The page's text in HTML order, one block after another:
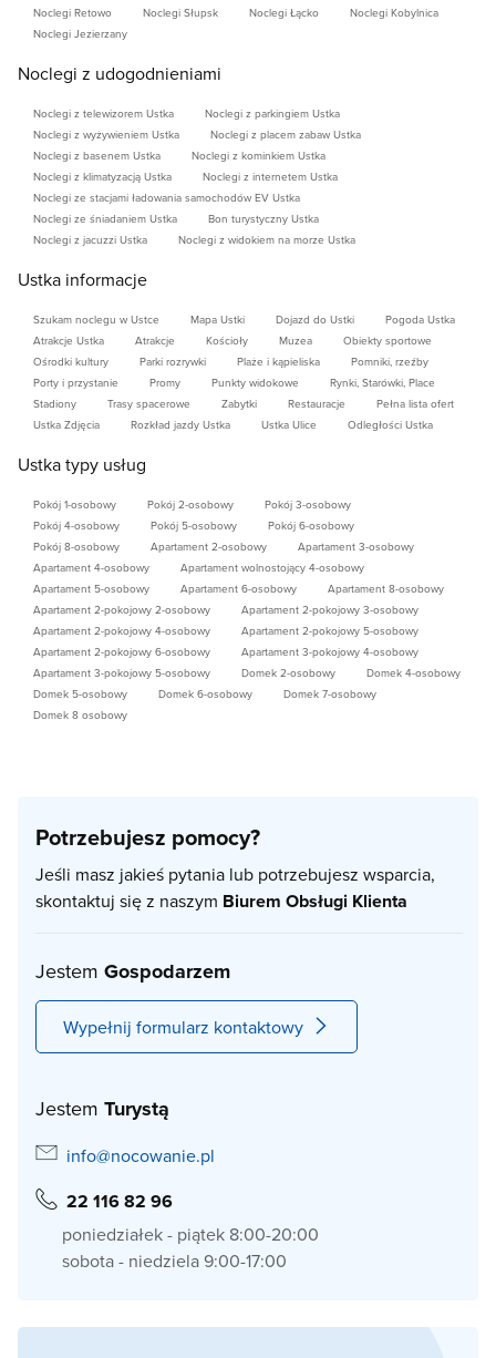
Telewizor,
ANEKS KUCHENNY:
Płyta indukcyjna,
Mikrofalówka,
Lodówka,
Czajnik elektryczny,
Ekspres do kawy przelewowy,
Naczynia ( talerze, miska, szklanki, sztućce, tłuczek,
tarka, łopatka drewniana etc.).
ŁAZIENKA:
WC,
Prysznic,
Umywalka,
WYPOSAŻENIE DODATKOWE:
Pościel,
Parawan plażowy,
Suszarka do ubrań.
WIKA 1 - ul. Ustecka 13, 76-270 Przewłoka,
(poz.geogr. 54.577884,16.90224)
Cennik:
Maj, czerwiec ( do 20.06., z wyłączeniem długich
weekendów), wrzesień
(cena dotyczy max. 5 osób, cena dotyczy pobytów co
najmniej 3 - dniowych).
Cennik WIKA 1 ( domki 4 - 5 osobowe):
20 - 30 czerwca:
200 zł / doba
30 czerwca - 15 lipca:
Noclegi Retowo
Noclegi Słupsk Noclegi Łącko
Noclegi Kobylnica
Noclegi Jezierzany
Noclegi z udogodnieniami
Noclegi z telewizorem Ustka
Noclegi z parkingiem Ustka
Noclegi z wyżywieniem Ustka
Noclegi z placem zabaw Ustka
Noclegi z basenem Ustka
Noclegi z kominkiem Ustka
Noclegi z klimatyzacją Ustka
Noclegi z internetem Ustka
Noclegi ze stacjami ładowania samochodów EV Ustka
Noclegi ze śniadaniem Ustka
Bon turystyczny Ustka
Noclegi z jacuzzi Ustka
Noclegi z widokiem na morze Ustka
Ustka informacje
Szukam noclegu w Ustce Mapa Ustki Dojazd do Ustki
Pogoda Ustka
Atrakcje Ustka
Atrakcje Kościoły Muzea
Obiekty sportowe
Ośrodki kultury
Parki rozrywki Plaże i kąpieliska
Pomniki, rzeźby
Porty i przystanie
Promy Punkty widokowe
Rynki, Starówki, Place
Stadiony
Trasy spacerowe Zabytki Restauracje
Pełna lista ofert
Ustka Zdjęcia
Rozkład jazdy Ustka Ustka Ulice Odległości Ustka
Ustka typy usług
Pokój 1-osobowy Pokój 2-osobowy
Pokój 3-osobowy
Pokój 4-osobowy
Pokój 5-osobowy
Pokój 6-osobowy
Pokój 8-osobowy
Apartament 2-osobowy
Apartament 3-osobowy
Apartament 4-osobowy
Apartament wolnostojący 4-osobowy
Apartament 5-osobowy
Apartament 6-osobowy
Apartament 8-osobowy
Apartament 2-pokojowy 2-osobowy
Apartament 2-pokojowy 3-osobowy
Apartament 2-pokojowy 4-osobowy
Apartament 2-pokojowy 5-osobowy
Apartament 2-pokojowy 6-osobowy
Apartament 3-pokojowy 4-osobowy
Apartament 3-pokojowy 5-osobowy
Domek 2-osobowy
Domek 4-osobowy
Domek 5-osobowy
Domek 6-osobowy
Domek 7-osobowy
Domek 8 osobowy
Potrzebujesz pomocy?
Jeśli masz jakieś pytania lub potrzebujesz wsparcia,
skontaktuj się z naszym Biurem Obsługi Klienta
Jestem Gospodarzem
Wypełnij formularz kontaktowy
Jestem Turystą
info@nocowanie.pl
22 116 82 96
poniedziałek - piątek 8:00-20:00
sobota - niedziela 9:00-17:00